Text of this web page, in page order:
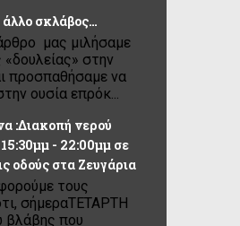
άλλο σκλάβος…
μας μιλήσαμε
στην
προσπαθήσαμε να
ουσία επρόκ...
:Διακοπή νερού
- 22:00μμ σε
οδούς στα Ζευγάρια
τους
σήμεραΤΕΤΑΡΤΗ
που